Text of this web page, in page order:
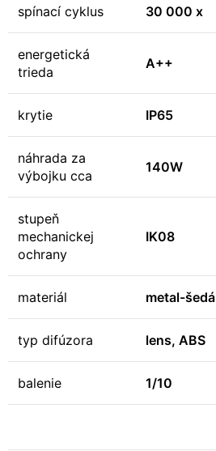
spínací cyklus 30 000 x
energetická
trieda
A++
krytie IP65
náhrada za
výbojku cca
140W
stupeň
mechanickej
ochrany
IK08
materiál metal-šedá
typ difúzora lens, ABS
balenie 1/10